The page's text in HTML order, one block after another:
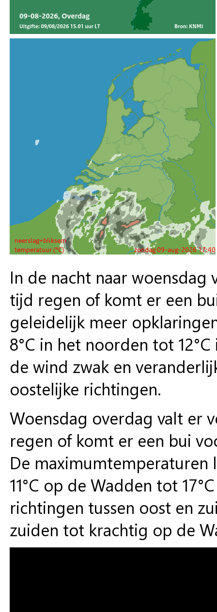
In de nacht naar
tijd regen of komt er een
geleidelijk meer
8°C in het noorden tot
de wind zwak en
oostelijke richtingen.
Woensdag overdag valt er
regen of komt er een bui
De maximumtemperaturen
11°C op de Wadden tot
richtingen tussen oost en
zuiden tot krachtig op de